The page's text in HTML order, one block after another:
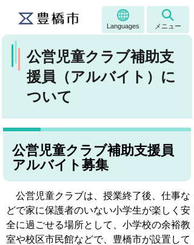
Languages メニュー
公営児童クラブ補助支
援員（アルバイト）に
ついて
公営児童クラブ補助支援員
アルバイト募集
公営児童クラブは、授業終了後、仕事な
どで家に保護者のいない小学生が楽しく安
全に過ごせる場所として、小学校の余裕教
室や校区市民館などで、豊橋市が設置して